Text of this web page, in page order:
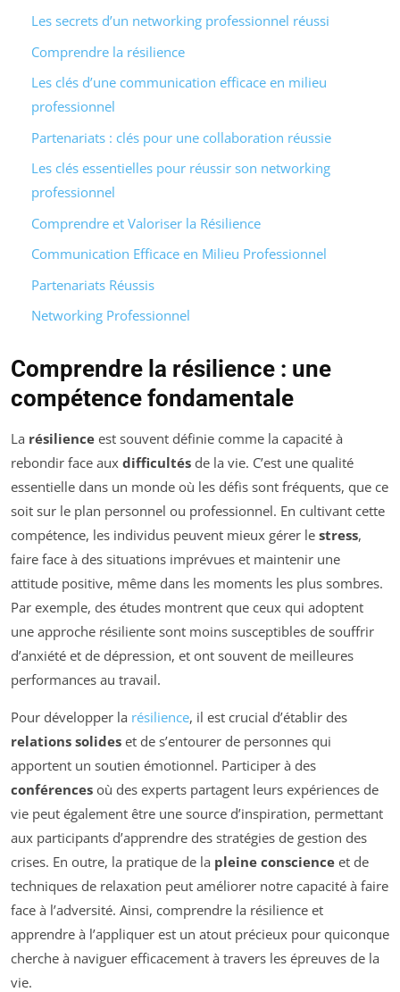
Les secrets d’un networking professionnel réussi
Comprendre la résilience
Les clés d’une communication efficace en milieu
professionnel
Partenariats : clés pour une collaboration réussie
Les clés essentielles pour réussir son networking
professionnel
Comprendre et Valoriser la Résilience
Communication Efficace en Milieu Professionnel
Partenariats Réussis
Networking Professionnel
Comprendre la résilience : une
compétence fondamentale
La résilience est souvent définie comme la capacité à
rebondir face aux difficultés de la vie. C’est une qualité
essentielle dans un monde où les défis sont fréquents, que ce
soit sur le plan personnel ou professionnel. En cultivant cette
compétence, les individus peuvent mieux gérer le stress,
faire face à des situations imprévues et maintenir une
attitude positive, même dans les moments les plus sombres.
Par exemple, des études montrent que ceux qui adoptent
une approche résiliente sont moins susceptibles de souffrir
d’anxiété et de dépression, et ont souvent de meilleures
performances au travail.
Pour développer la résilience, il est crucial d’établir des
relations solides et de s’entourer de personnes qui
apportent un soutien émotionnel. Participer à des
conférences où des experts partagent leurs expériences de
vie peut également être une source d’inspiration, permettant
aux participants d’apprendre des stratégies de gestion des
crises. En outre, la pratique de la pleine conscience et de
techniques de relaxation peut améliorer notre capacité à faire
face à l’adversité. Ainsi, comprendre la résilience et
apprendre à l’appliquer est un atout précieux pour quiconque
cherche à naviguer efficacement à travers les épreuves de la
vie.